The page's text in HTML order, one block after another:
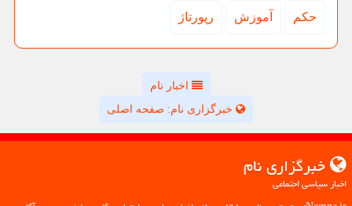
حكم آموزش رپورتاژ
اخبار نام
خبرگزاری نام: صفحه اصلی
خبرگزاری نام
اخبار سیاسی اجتماعی